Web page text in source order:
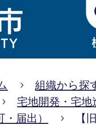
組織から探
宅地開発・宅地
届出）
【